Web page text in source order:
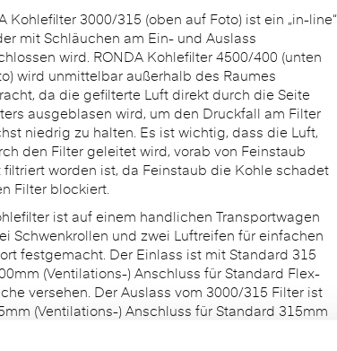
Kohlefilter 3000/315 (oben auf Foto) ist ein „in-line“
mit Schläuchen am Ein- und Auslass
wird. RONDA Kohlefilter 4500/400 (unten
wird unmittelbar außerhalb des Raumes
da die gefilterte Luft direkt durch die Seite
ausgeblasen wird, um den Druckfall am Filter
niedrig zu halten. Es ist wichtig, dass die Luft,
den Filter geleitet wird, vorab von Feinstaub
filtriert worden ist, da Feinstaub die Kohle schadet
Filter blockiert.
ist auf einem handlichen Transportwagen
Schwenkrollen und zwei Luftreifen für einfachen
festgemacht. Der Einlass ist mit Standard 315
(Ventilations-) Anschluss für Standard Flex-
versehen. Der Auslass vom 3000/315 Filter ist
(Ventilations-) Anschluss für Standard 315mm